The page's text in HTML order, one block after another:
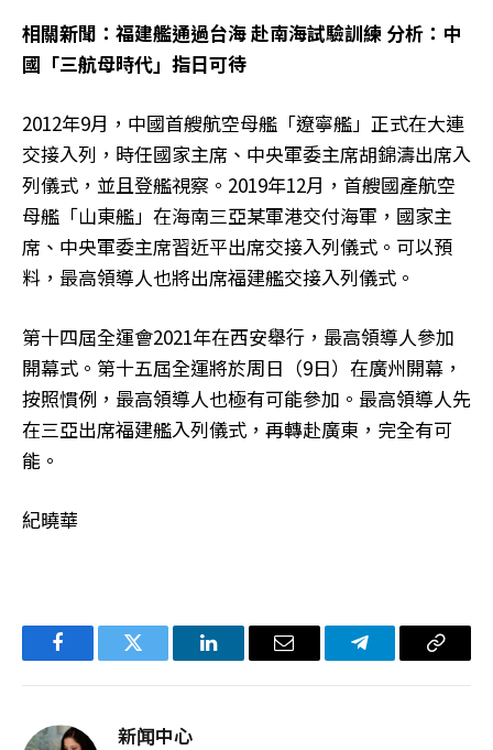
相關新聞：福建艦通過台海 赴南海試驗訓練 分析：中
國「三航母時代」指日可待
2012年9月，中國首艘航空母艦「遼寧艦」正式在大連
交接入列，時任國家主席、中央軍委主席胡錦濤出席入
列儀式，並且登艦視察。2019年12月，首艘國產航空
母艦「山東艦」在海南三亞某軍港交付海軍，國家主
席、中央軍委主席習近平出席交接入列儀式。可以預
料，最高領導人也將出席福建艦交接入列儀式。
第十四屆全運會2021年在西安舉行，最高領導人參加
開幕式。第十五屆全運將於周日（9日）在廣州開幕，
按照慣例，最高領導人也極有可能參加。最高領導人先
在三亞出席福建艦入列儀式，再轉赴廣東，完全有可
能。
紀曉華
FacebookTwitter LinkedIn电
Telegram复
新闻中心